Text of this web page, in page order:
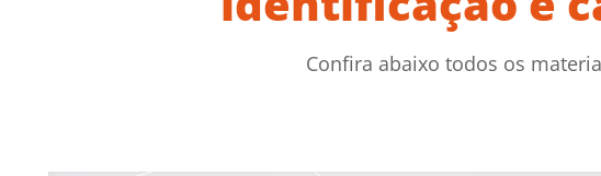
Confira abaixo todos os